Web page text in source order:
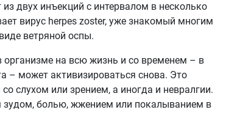
двух инъекций с интервалом в несколько
вирус herpes zoster, уже знакомый многим
ветряной оспы.
организме на всю жизнь и со временем – в
– может активизироваться снова. Это
слухом или зрением, а иногда и невралгии.
зудом, болью, жжением или покалыванием в